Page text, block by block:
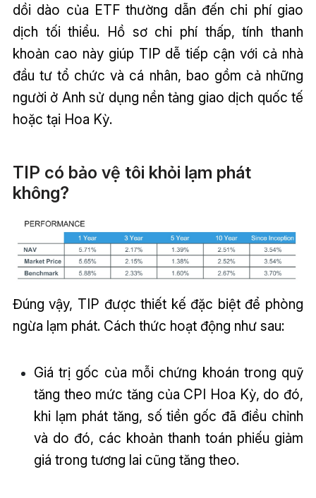
dồi dào của ETF thường dẫn đến chi phí giao
dịch tối thiểu. Hồ sơ chi phí thấp, tính thanh
khoản cao này giúp TIP dễ tiếp cận với cả nhà
đầu tư tổ chức và cá nhân, bao gồm cả những
người ở Anh sử dụng nền tảng giao dịch quốc tế
hoặc tại Hoa Kỳ.
TIP có bảo vệ tôi khỏi lạm phát
không?
Đúng vậy, TIP được thiết kế đặc biệt để phòng
ngừa lạm phát. Cách thức hoạt động như sau:
Giá trị gốc của mỗi chứng khoán trong quỹ
tăng theo mức tăng của CPI Hoa Kỳ, do đó,
khi lạm phát tăng, số tiền gốc đã điều chỉnh
và do đó, các khoản thanh toán phiếu giảm
giá trong tương lai cũng tăng theo.